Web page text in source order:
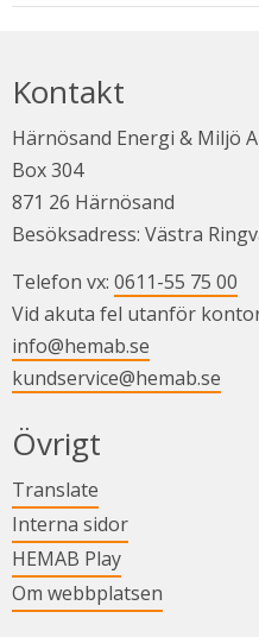
Kontakt
Härnösand Energi & Miljö
Box 304
871 26 Härnösand
Besöksadress: Västra
Telefon vx: 0611-55 75 00
Vid akuta fel utanför
info@hemab.se
kundservice@hemab.se
Övrigt
Translate
Interna sidorLänk till annan
HEMAB PlayLänk till annan
Om webbplatsen